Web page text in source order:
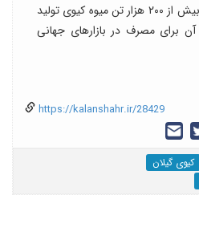
باغداران کیوی گیلان سالانه بیش از ۲۰۰ هزار تن میوه کیوی تولید
برای مصرف در بازارهای جهانی
https://kalanshahr.ir/28429
کیوی گیلان